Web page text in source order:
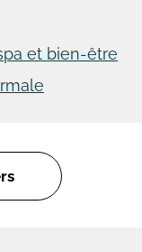
et bien-être